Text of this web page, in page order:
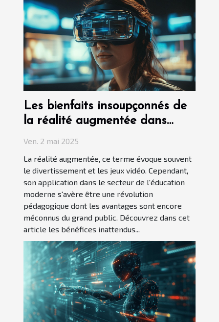
Les bienfaits insoupçonnés de
la réalité augmentée dans
Ven. 2 mai 2025
La réalité augmentée, ce terme évoque souvent
le divertissement et les jeux vidéo. Cependant,
son application dans le secteur de l'éducation
moderne s'avère être une révolution
pédagogique dont les avantages sont encore
méconnus du grand public. Découvrez dans cet
article les bénéfices inattendus...